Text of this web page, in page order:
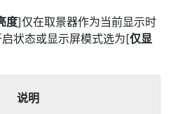
度]仅在取景器作为当前显示时
状态或显示屏模式选为[仅显
说明